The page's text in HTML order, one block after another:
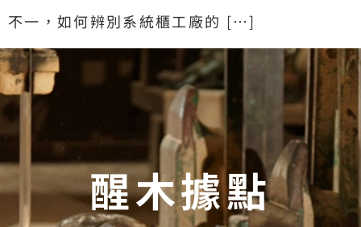
不一，如何辨別系統櫃工廠的 […]
醒木據點